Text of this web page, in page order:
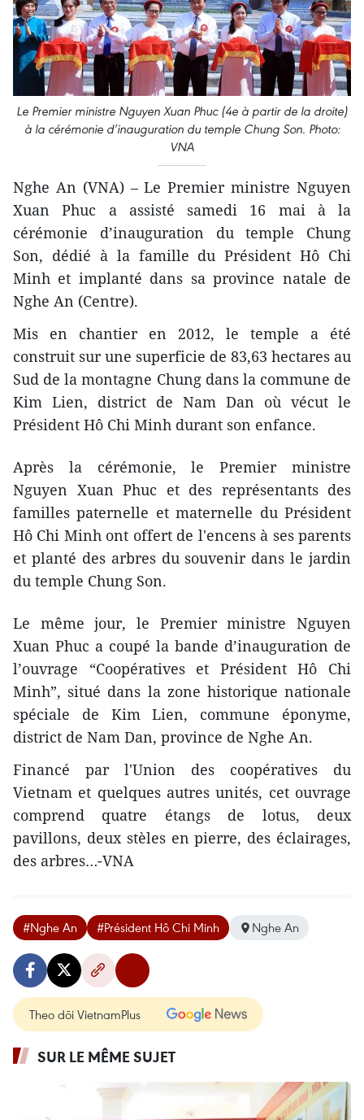
Le Premier ministre Nguyen Xuan Phuc (4e à partir de la droite)
à la cérémonie d’inauguration du temple Chung Son. Photo:
VNA
Nghe An (VNA) – Le Premier ministre Nguyen
Xuan Phuc a assisté samedi 16 mai à la
cérémonie d’inauguration du temple Chung
Son, dédié à la famille du Président Hô Chi
Minh et implanté dans sa province natale de
Nghe An (Centre).
Mis en chantier en 2012, le temple a été
construit sur une superficie de 83,63 hectares au
Sud de la montagne Chung dans la commune de
Kim Lien, district de Nam Dan où vécut le
Président Hô Chi Minh durant son enfance.
Après la cérémonie, le Premier ministre
Nguyen Xuan Phuc et des représentants des
familles paternelle et maternelle du Président
Hô Chi Minh ont offert de l'encens à ses parents
et planté des arbres du souvenir dans le jardin
du temple Chung Son.
Le même jour, le Premier ministre Nguyen
Xuan Phuc a coupé la bande d’inauguration de
l’ouvrage “Coopératives et Président Hô Chi
Minh”, situé dans la zone historique nationale
spéciale de Kim Lien, commune éponyme,
district de Nam Dan, province de Nghe An.
Financé par l'Union des coopératives du
Vietnam et quelques autres unités, cet ouvrage
comprend quatre étangs de lotus, deux
pavillons, deux stèles en pierre, des éclairages,
des arbres…-VNA
#Nghe An #Président Hô Chi Minh Nghe An
Theo dõi VietnamPlus
SUR LE MÊME SUJET